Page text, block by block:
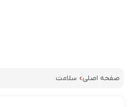
صفحه اصلی سلامت